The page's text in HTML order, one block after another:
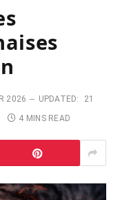
2026 UPDATED:
21
4 MINS READ